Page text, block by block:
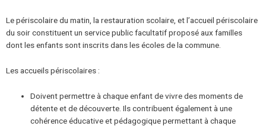
Le périscolaire du matin, la restauration scolaire, et l’accueil périscolaire
du soir constituent un service public facultatif proposé aux familles
dont les enfants sont inscrits dans les écoles de la commune.
Les accueils périscolaires :
Doivent permettre à chaque enfant de vivre des moments de
détente et de découverte. Ils contribuent également à une
cohérence éducative et pédagogique permettant à chaque